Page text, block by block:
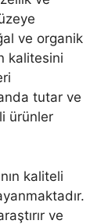
ve organik
kalitesini
tutar ve
ürünler
kaliteli
ve